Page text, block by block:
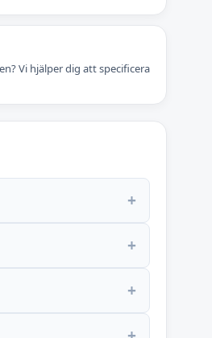
Vi hjälper dig att specificera
+
+
+